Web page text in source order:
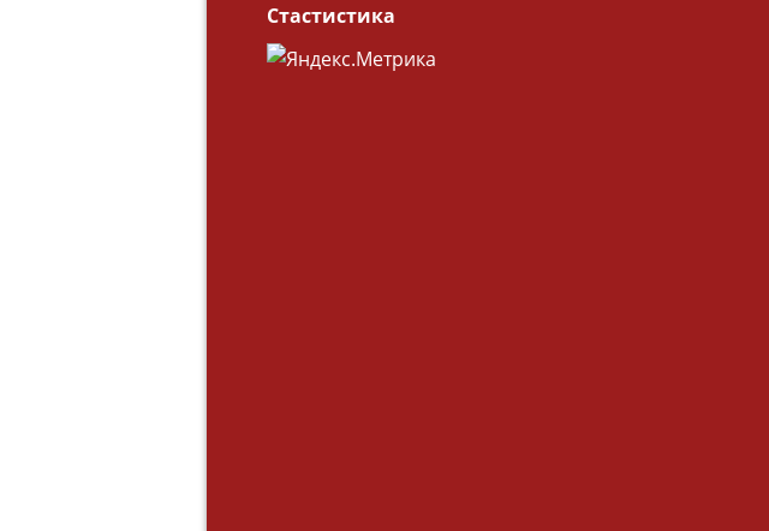
Стастистика